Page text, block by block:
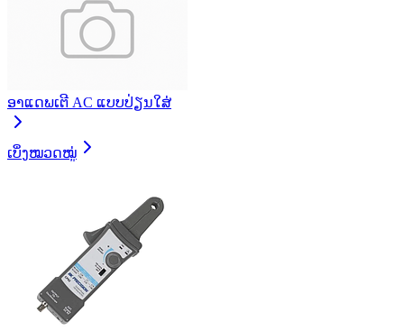
ອາແດພເຕີ AC ແບບປ່ຽນໃສ່
ເບິ່ງໝວດໝູ່